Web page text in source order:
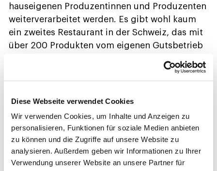
Diese Webseite verwendet Cookies
Wir verwenden Cookies, um Inhalte und Anzeigen zu
personalisieren, Funktionen für soziale Medien anbieten
zu können und die Zugriffe auf unsere Website zu
analysieren. Außerdem geben wir Informationen zu Ihrer
Verwendung unserer Website an unsere Partner für
hauseigenen Produzentinnen und Produzenten
weiterverarbeitet werden. Es gibt wohl kaum
ein zweites Restaurant in der Schweiz, das mit
über 200 Produkten vom eigenen Gutsbetrieb
Die Vielfalt bietet ideale Voraussetzungen für
themenspezifische Rundgänge. Nach
intensivem Arbeiten im Seminarraum an
strategischen Themen fördern diese Angebote
den Teamgeist. Das gemeinsame Erlebnis
stärkt das Wir-Gefühl und bleibt garantiert in